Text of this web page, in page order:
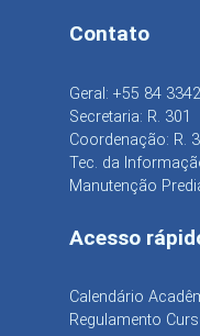
Contato
Geral: +55 84
Secretaria: R. 301
Coordenação: R.
Tec. da
Manutenção
Acesso
Calendário
Regulamento